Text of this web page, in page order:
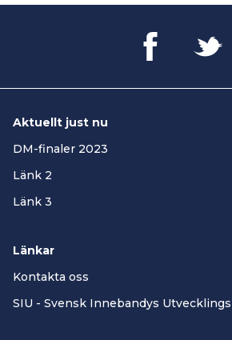
Aktuellt just nu
DM-finaler 2023
Länk 2
Länk 3
Länkar
Kontakta oss
SIU - Svensk Innebandys